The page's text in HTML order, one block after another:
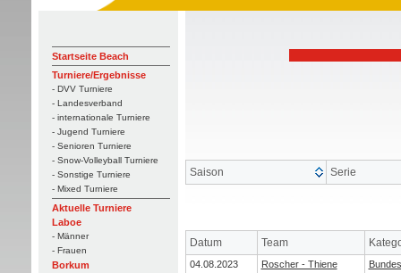
Startseite Beach
Turniere/Ergebnisse
- DVV Turniere
- Landesverband
- internationale Turniere
- Jugend Turniere
- Senioren Turniere
- Snow-Volleyball Turniere
- Sonstige Turniere
- Mixed Turniere
Aktuelle Turniere
Laboe
- Männer
- Frauen
Borkum
Saison Serie
Datum Team
04.08.2023 Roscher - Thiene